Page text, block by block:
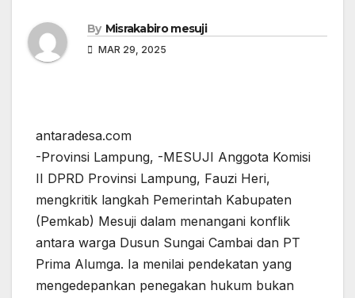
By Misrakabiro mesuji
MAR 29, 2025
antaradesa.com
-Provinsi Lampung, -MESUJI Anggota Komisi
II DPRD Provinsi Lampung, Fauzi Heri,
mengkritik langkah Pemerintah Kabupaten
(Pemkab) Mesuji dalam menangani konflik
antara warga Dusun Sungai Cambai dan PT
Prima Alumga. Ia menilai pendekatan yang
mengedepankan penegakan hukum bukan